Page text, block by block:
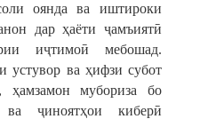
оянда ва иштироки
дар ҳаёти ҷамъиятӣ
иҷтимоӣ мебошад.
устувор ва ҳифзи субот
ҳамзамон мубориза бо
ва ҷиноятҳои киберӣ